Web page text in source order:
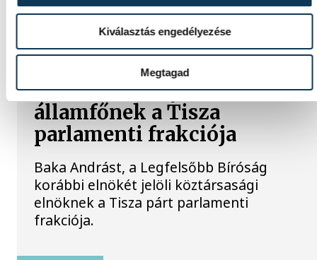
Kiválasztás engedélyezése
Megtagad
TOVÁBBI CIKKEK
Baka Andrást jelöli
államfőnek a Tisza
parlamenti frakciója
Baka Andrást, a Legfelsőbb Bíróság
korábbi elnökét jelöli köztársasági
elnöknek a Tisza párt parlamenti
frakciója.